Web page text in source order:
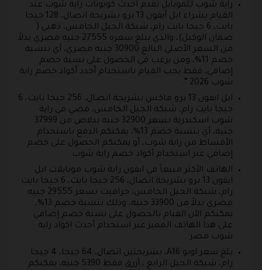
راية شوب للموبايل تقدم احدث كوبونات راية شوب عند
القيام بشراء ابل آيفون 13 برو بشريحة اتصال، 128 جيجا
بايت، 6 جيجا بايت رام، شبكة الجيل الخامس، ذهبي (
ضمان الوكيل)، والذي يبلغ سعره 27555 جنيه مصري بدلاً
من السعر الأصلي البالغ 30900 جنيه مصري، أي بنسبة
خصم 11%، ومن يرغب في الحصول على نسبة خصم
إضافي، فقط يجب القيام باستخدام أجدد أكواد خصم راية
شوب 2026 “.
ابل ايفون 13 برو ماكس بشريحة اتصال، 256 جيجا بايت، 6
جيجا بايت رام، شبكة الجيل الخامس، فضي في راية
شوب اسكندرية بسعر 32900 جنيه بدلاص من 37999
جنيه، أي بنسبة خصم 13%، يمكنكم الدفع باستخدام
الأقساط من راية شوب، أو يمكنكم الحصول على خصم
إضافي عبر استخدام أكواد خصم راية شوب .
الهاتف الأكثر مبيعاً في ايفون راية شوب موبايلات ابل
ايفون 13 برو بشريحة اتصال، 256 جيجا بايت، 6 جيجا بايت
رام، شبكة الجيل الخامس، جرافيت بسعر 29555 جنيه
مصري بدلاً من 33900 جنيه، وذلك بنسبة خصم 13%،
يمكنكم الآن القيام بالحصول على نسبة خصم إضافي
على هذا الهاتف المميز عبر استخدام أحدث اكواد راية
شوب مصر .
بلغ سعر اوبو A16، بشريحتين اتصال، 64 جيجا، 4 جيجا
رام، شبكة الجيل الرابع ، أزرق فقط 5390 جنيه، يمكنكم